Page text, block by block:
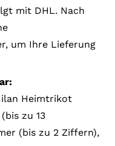
mit DHL. Nach
um Ihre Lieferung
Heimtrikot
zu 13
(bis zu 2 Ziffern),